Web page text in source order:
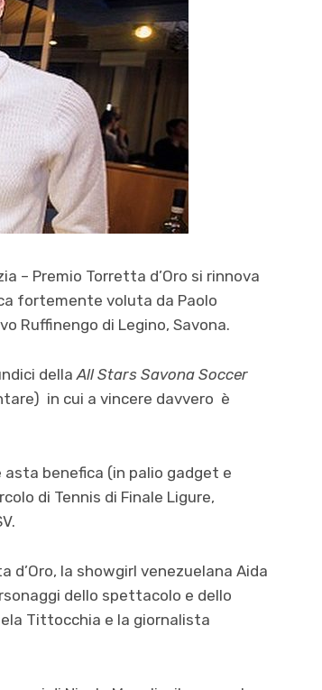
– Premio Torretta d’Oro si rinnova
fortemente voluta da Paolo
Ruffinengo di Legino, Savona.
della All Stars Savona Soccer
in cui a vincere davvero è
benefica (in palio gadget e
di Tennis di Finale Ligure,
d’Oro, la showgirl venezuelana Aida
dello spettacolo e dello
Tittocchia e la giornalista